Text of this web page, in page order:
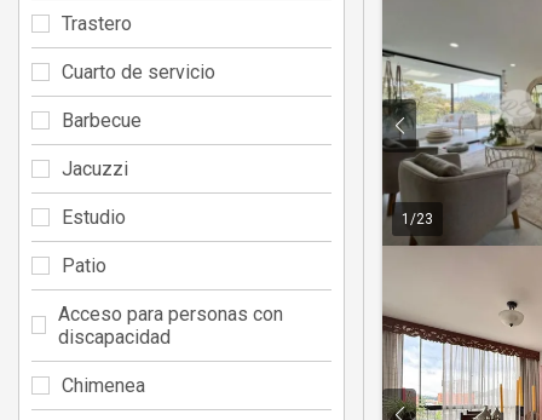
1 /23
Trastero
Cuarto de servicio
Barbecue
Jacuzzi
Estudio
Patio
Acceso para personas con
discapacidad
Chimenea